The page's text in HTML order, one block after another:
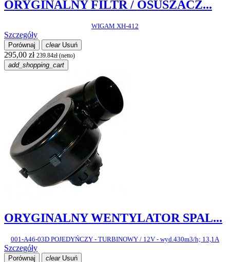
ORYGINALNY FILTR / OSUSZACZ...
WIGAM XH-412
Szczegóły
Porównaj clearUsuń
295,00 zł 239.84zł (netto)
add_shopping_cart
ORYGINALNY WENTYLATOR SPAL...
001-A46-03D POJEDYŃCZY - TURBINOWY / 12V - wyd.430m3/h; 13,1A
Szczegóły
Porównaj clearUsuń